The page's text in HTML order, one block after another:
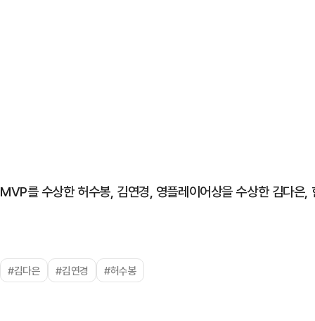
MVP를 수상한 허수봉, 김연경, 영플레이어상을 수상한 김다은,
#김다은 #김연경 #허수봉